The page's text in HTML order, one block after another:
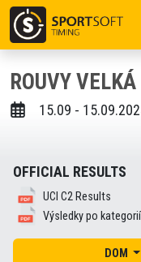
ROUVY
15.09 -
OFFICIAL RESULTS
UCI C2 Results
Výsledky po
DOM